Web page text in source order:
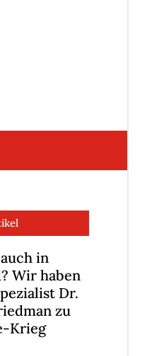
in
Wir haben
Dr.
zu
Krieg